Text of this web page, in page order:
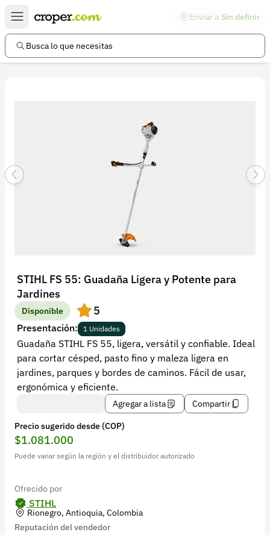
Enviar a Sin definir
Busca lo que necesitas
STIHL FS 55: Guadaña Ligera y Potente para
Jardines
Disponible 5
Presentación: 1 Unidades
Guadaña STIHL FS 55, ligera, versátil y confiable. Ideal
para cortar césped, pasto fino y maleza ligera en
jardines, parques y bordes de caminos. Fácil de usar,
ergonómica y eficiente.
Agregar a lista Compartir
Precio sugerido desde (COP)
$1.081.000
Puede variar según la región y el distribuidor autorizado
Ofrecido por
STIHL
Rionegro, Antioquia, Colombia
Reputación del vendedor
Enlaces de interés
Preguntas frecuentes
Política de privacidad
Recuperar contraseña
Contacto
Soporte
+57 323 2931928
contacto@croper.com
© 2026 Croper.com Todos los derechos reservados
Síguenos